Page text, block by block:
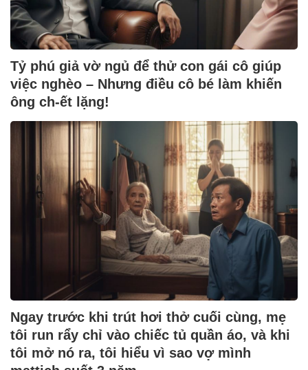
Tỷ phú giả vờ ngủ để thử con gái cô giúp
việc nghèo – Nhưng điều cô bé làm khiến
ông ch-ết lặng!
Ngay trước khi trút hơi thở cuối cùng, mẹ
tôi run rẩy chỉ vào chiếc tủ quần áo, và khi
tôi mở nó ra, tôi hiểu vì sao vợ mình